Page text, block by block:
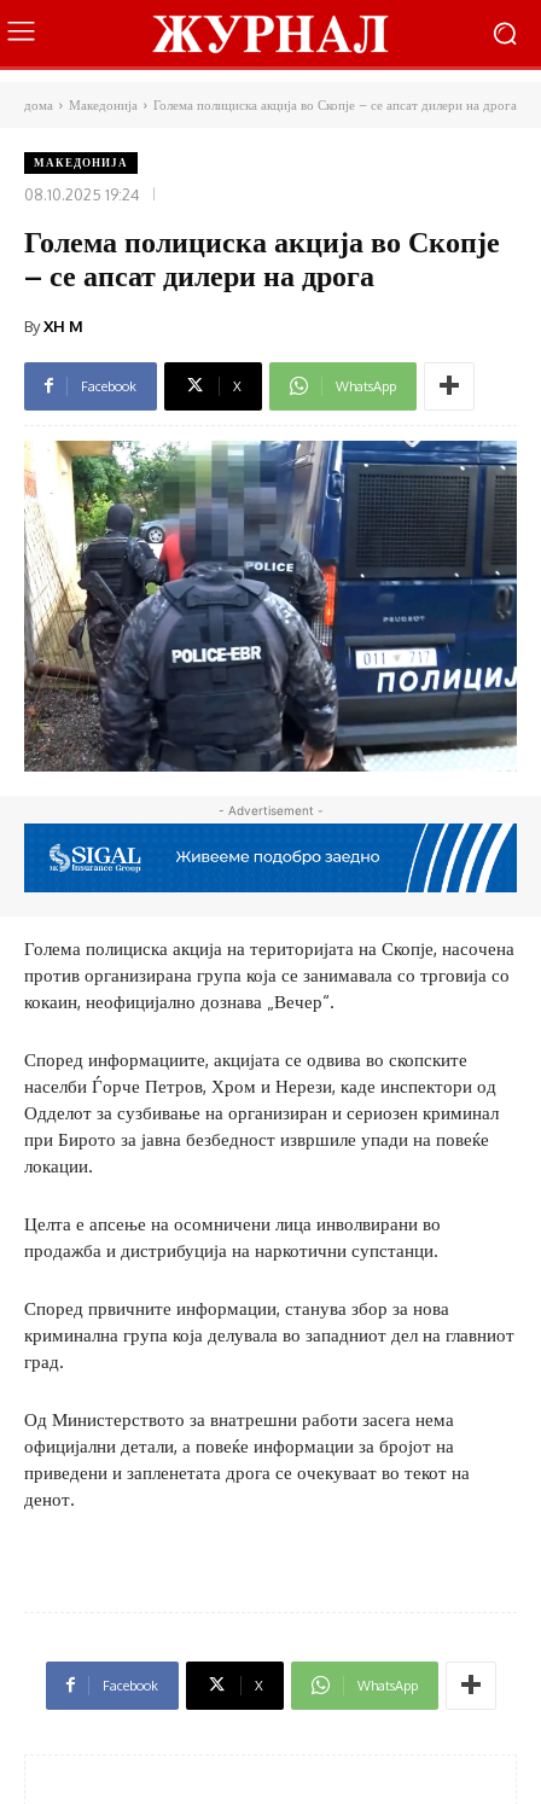
дома Македонија Голема полициска акција во Скопје – се апсат дилери на дрога
МАКЕДОНИЈА
08.10.2025 19:24
Голема полициска акција во Скопје
– се апсат дилери на дрога
ByXH M
Facebook X WhatsApp
- Advertisement -
Голема полициска акција на територијата на Скопје, насочена
против организирана група која се занимавала со трговија со
кокаин, неофицијално дознава „Вечер“.
Според информациите, акцијата се одвива во скопските
населби Ѓорче Петров, Хром и Нерези, каде инспектори од
Одделот за сузбивање на организиран и сериозен криминал
при Бирото за јавна безбедност извршиле упади на повеќе
локации.
Целта е апсење на осомничени лица инволвирани во
продажба и дистрибуција на наркотични супстанци.
Според првичните информации, станува збор за нова
криминална група која делувала во западниот дел на главниот
град.
Од Министерството за внатрешни работи засега нема
официјални детали, а повеќе информации за бројот на
приведени и запленетата дрога се очекуваат во текот на
денот.
Facebook X WhatsApp